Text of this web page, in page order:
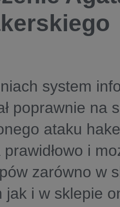
system
poprawnie na
ataku
prawidłowo i
zarówno w
jak i w sklepie